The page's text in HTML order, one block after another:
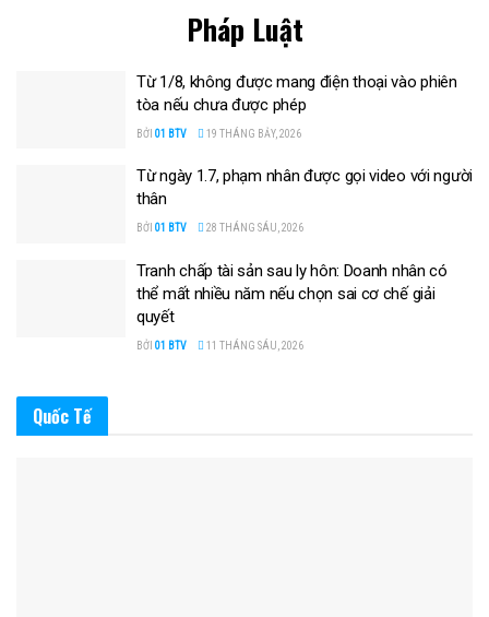
Pháp Luật
Từ 1/8, không được mang điện thoại vào phiên
tòa nếu chưa được phép
BỞI 01 BTV 19 THÁNG BẢY, 2026
Từ ngày 1.7, phạm nhân được gọi video với người
thân
BỞI 01 BTV 28 THÁNG SÁU, 2026
Tranh chấp tài sản sau ly hôn: Doanh nhân có
thể mất nhiều năm nếu chọn sai cơ chế giải
quyết
BỞI 01 BTV 11 THÁNG SÁU, 2026
Quốc Tế